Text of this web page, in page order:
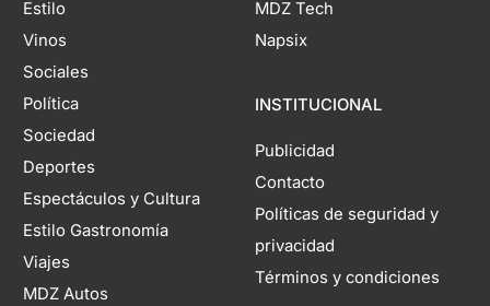
Estilo
Vinos
Sociales
Política
Sociedad
Deportes
Espectáculos y Cultura
Estilo Gastronomía
Viajes
MDZ Autos
MDZ Tech
Napsix
INSTITUCIONAL
Publicidad
Contacto
Políticas de seguridad y
privacidad
Términos y condiciones